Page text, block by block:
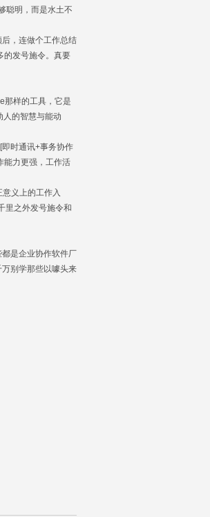
聪明，而是水土不
，连做个工作总结
的发号施令。真要
样的工具，它是
人的智慧与能动
时通讯+事务协作
能力更强，工作活
义上的工作入
里之外发号施令和
是企业协作软件厂
别学那些以噱头来